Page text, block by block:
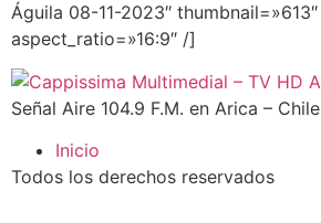
Águila 08-11-2023″ thumbnail=»613″
aspect_ratio=»16:9″ /]
Señal Aire 104.9 F.M. en Arica – Chile
Inicio
Todos los derechos reservados